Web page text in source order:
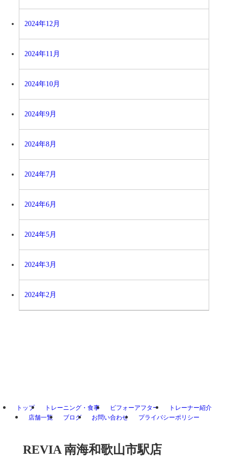
2024年12月
2024年11月
2024年10月
2024年9月
2024年8月
2024年7月
2024年6月
2024年5月
2024年3月
2024年2月
トップ トレーニング・食事 ビフォーアフター
トレーナー紹介
店舗一覧
ブログ お問い合わせ プライバシーポリシー
REVIA 南海和歌山市駅店